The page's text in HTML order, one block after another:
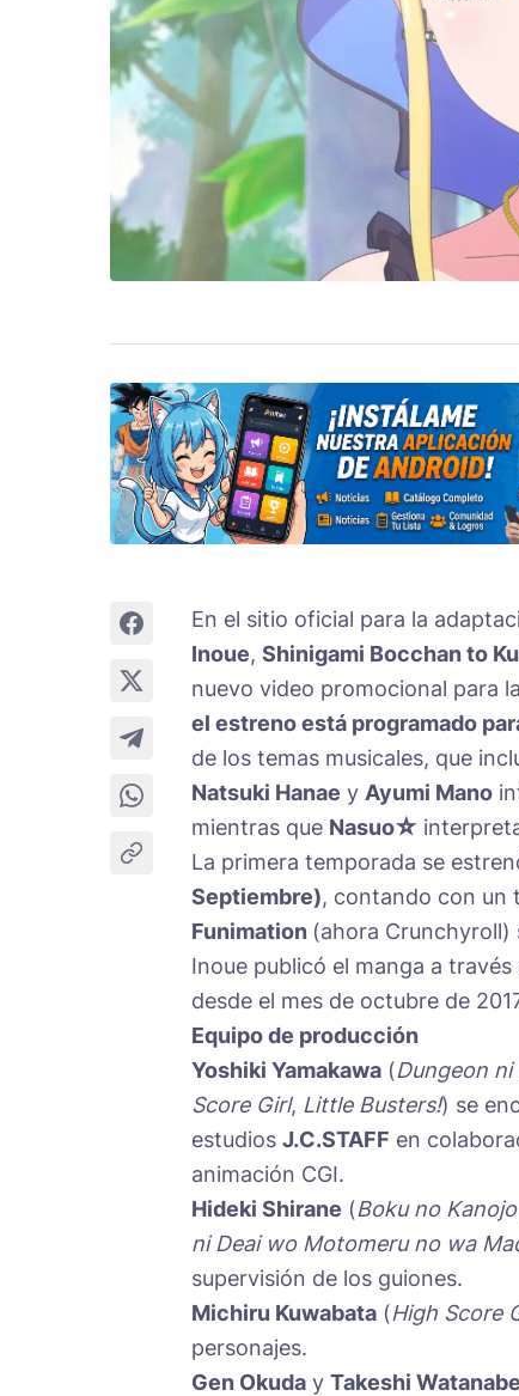
En el sitio oficial para la
Inoue, Shinigami Bocchan to
nuevo video promocional para
el estreno está programado
de los temas musicales, que
Natsuki Hanae y Ayumi Mano
mientras que Nasuo☆
La primera temporada se
Septiembre), contando con un
Funimation (ahora Crunchyroll)
Inoue publicó el manga a
desde el mes de octubre de
Equipo de producción
Yoshiki Yamakawa (Dungeon
Score Girl, Little Busters!) se
estudios J.C.STAFF en
animación CGI.
Hideki Shirane (Boku no
ni Deai wo Motomeru no wa
supervisión de los guiones.
Michiru Kuwabata (High Score
personajes.
Gen Okuda y Takeshi Watanabe